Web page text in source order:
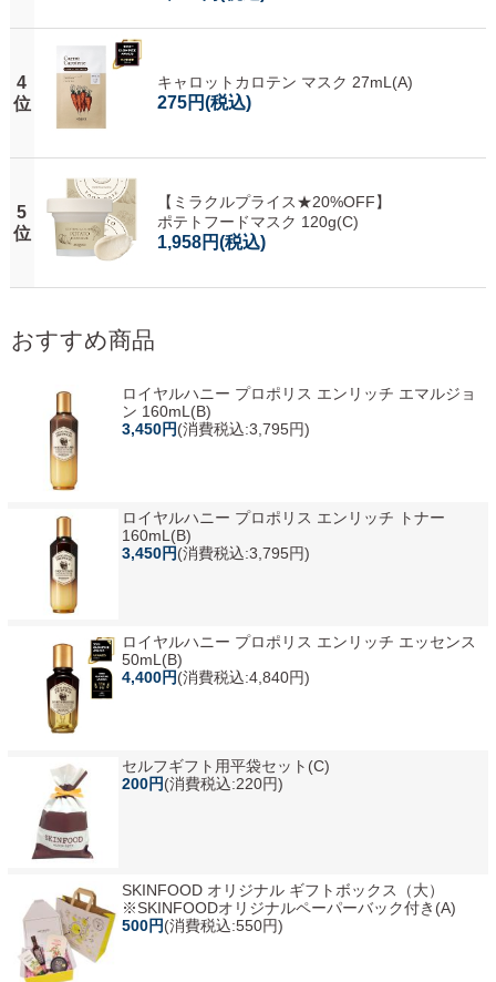
4
位
キャロットカロテン マスク 27mL(A)
275円(税込)
5
位
【ミラクルプライス★20%OFF】
ポテトフードマスク 120g(C)
1,958円(税込)
おすすめ商品
ロイヤルハニー プロポリス エンリッチ エマルジョ
ン 160mL(B)
3,450円(消費税込:3,795円)
ロイヤルハニー プロポリス エンリッチ トナー
160mL(B)
3,450円(消費税込:3,795円)
ロイヤルハニー プロポリス エンリッチ エッセンス
50mL(B)
4,400円(消費税込:4,840円)
セルフギフト用平袋セット(C)
200円(消費税込:220円)
SKINFOOD オリジナル ギフトボックス（大）
※SKINFOODオリジナルペーパーバック付き(A)
500円(消費税込:550円)